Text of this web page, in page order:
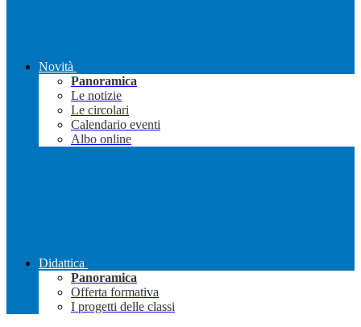
Novità
Panoramica
Le notizie
Le circolari
Calendario eventi
Albo online
Didattica
Panoramica
Offerta formativa
I progetti delle classi